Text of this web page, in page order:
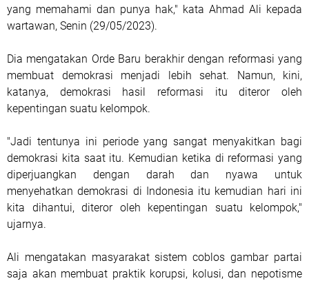
yang memahami dan punya hak," kata Ahmad Ali kepada
wartawan, Senin (29/05/2023).
Dia mengatakan Orde Baru berakhir dengan reformasi yang
membuat demokrasi menjadi lebih sehat. Namun, kini,
katanya, demokrasi hasil reformasi itu diteror oleh
kepentingan suatu kelompok.
"Jadi tentunya ini periode yang sangat menyakitkan bagi
demokrasi kita saat itu. Kemudian ketika di reformasi yang
diperjuangkan dengan darah dan nyawa untuk
menyehatkan demokrasi di Indonesia itu kemudian hari ini
kita dihantui, diteror oleh kepentingan suatu kelompok,"
ujarnya.
Ali mengatakan masyarakat sistem coblos gambar partai
saja akan membuat praktik korupsi, kolusi, dan nepotisme